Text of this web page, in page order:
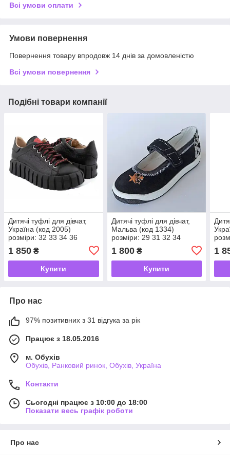
Всі умови оплати
Умови повернення
Повернення товару впродовж 14 днів за домовленістю
Всі умови повернення
Подібні товари компанії
Дитячі туфлі для дівчат,
Україна (код 2005)
розміри: 32 33 34 36
1 850 ₴
Купити
Дитячі туфлі для дівчат,
Мальва (код 1334)
розміри: 29 31 32 34
1 800₴
Купити
1
Про нас
97% позитивних з 31 відгука за рік
Працює з 18.05.2016
м. Обухів
Обухів, Ранковий ринок, Обухів, Україна
Контакти
Сьогодні працює з 10:00 до 18:00
Показати весь графік роботи
Про нас